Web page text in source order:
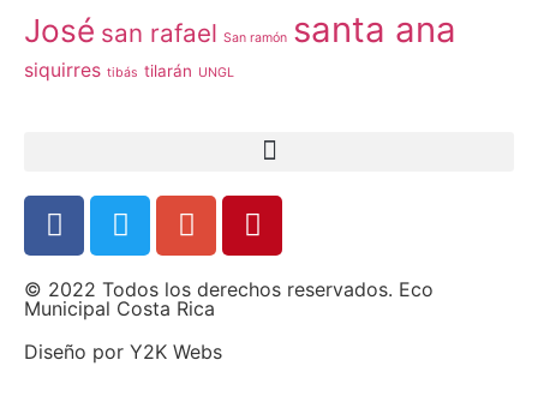
José san rafael San ramón santa ana
siquirres tibás tilarán UNGL
© 2022 Todos los derechos reservados. Eco
Municipal Costa Rica
Diseño por Y2K Webs